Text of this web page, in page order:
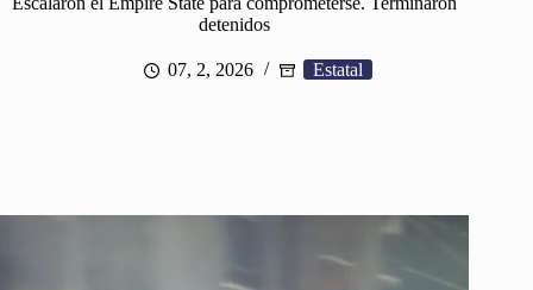
detenidos
07, 2, 2026 Estatal